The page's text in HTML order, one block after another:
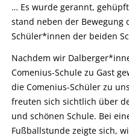
… Es wurde gerannt,
stand neben der Bewegung
Schüler*innen der beiden
Nachdem wir
Comenius-Schule zu Gast
die Comenius-Schüler zu
freuten sich sichtlich über
und schönen Schule. Bei
Fußballstunde zeigte sich,